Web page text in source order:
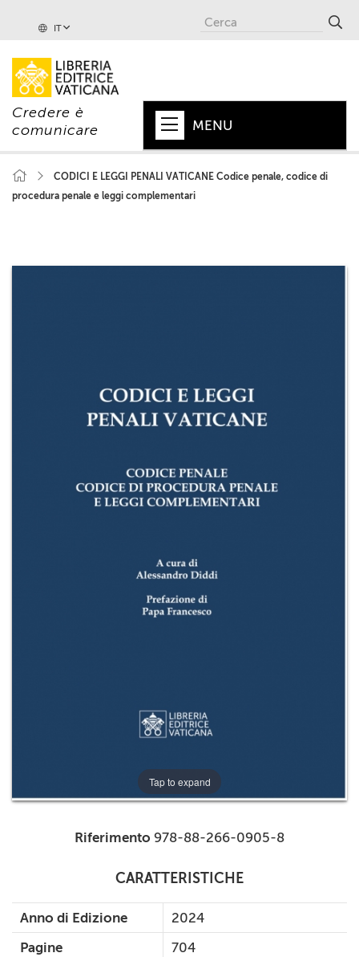
IT
Credere è
comunicare
MENU
PAPA
+
CHIESA
CODICI E LEGGI PENALI VATICANE Codice penale, codice di
procedura penale e leggi complementari
Tap to expand
Riferimento 978-88-266-0905-8
CARATTERISTICHE
Anno di Edizione
2024
Pagine
704